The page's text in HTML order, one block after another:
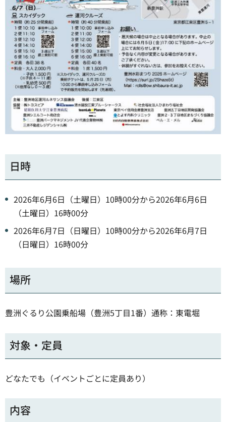
日時
2026年6月6日（土曜日）10時00分から2026年6月6日
（土曜日）16時00分
2026年6月7日（日曜日）10時00分から2026年6月7日
（日曜日）16時00分
場所
豊洲ぐるり公園乗船場（豊洲5丁目1番）通称：東電堀
対象・定員
どなたでも（イベントごとに定員あり）
内容